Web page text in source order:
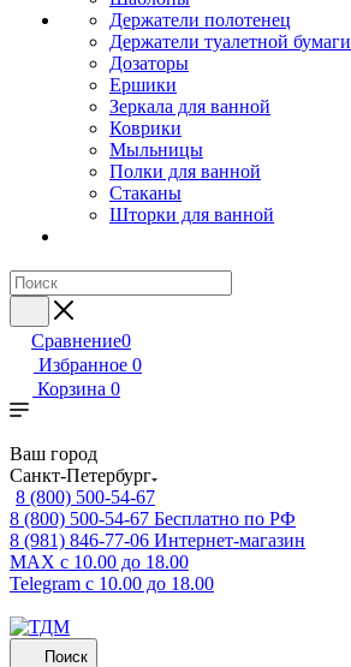
Держатели полотенец
Держатели туалетной бумаги
Дозаторы
Ершики
Зеркала для ванной
Коврики
Мыльницы
Полки для ванной
Стаканы
Шторки для ванной
Сравнение0
Избранное 0
Корзина 0
Ваш город
Санкт-Петербург
8 (800) 500-54-67
8 (800) 500-54-67 Бесплатно по РФ
8 (981) 846-77-06 Интернет-магазин
MAX с 10.00 до 18.00
Telegram с 10.00 до 18.00
Поиск